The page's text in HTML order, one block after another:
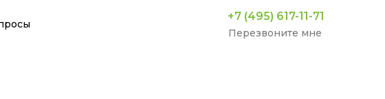
+7 (495) 617-11-71
Перезвоните мне